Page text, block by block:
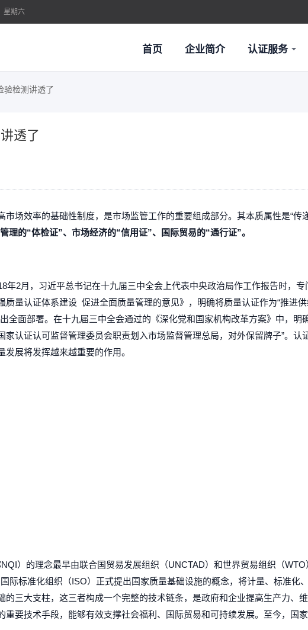
星期六
首页 企业简介 认证服务
理体系认证 汽车行业质量管理体系认证
合管理体系 职业健康安全管理体系认证
全管理体系认证
验检测讲透了
透了
场效率的基础性制度，是市场监管工作的重要组成部分。其本质属性是“传
理的“体检证”、市场经济的“信用证”、国际贸易的“通行证”。
年2月，习近平总书记在十九届三中全会上代表中央政治局作工作报告时，专
质量认证体系建设 促进全面质量管理的意见》，明确将质量认证作为“推进
全面部署。在十九届三中全会通过的《深化党和国家机构改革方案》中，明
家认证认可监督管理委员会职责划入市场监督管理总局，对外保留牌子”。认
展将发挥越来越重要的作用。
）的理念最早由联合国贸易发展组织（UNCTAD）和世界贸易组织（WTO
际标准化组织（ISO）正式提出国家质量基础设施的概念，将计量、标准化
的三大支柱，这三者构成一个完整的技术链条，是政府和企业提高生产力、
要技术手段，能够有效支撑社会福利、国际贸易和可持续发展。至今，国